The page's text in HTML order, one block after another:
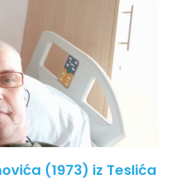
(1973) iz Teslića